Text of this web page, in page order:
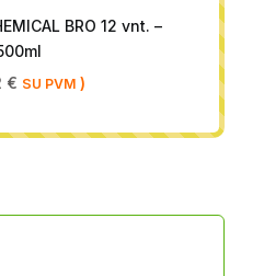
BRO 12 vnt. –
€ SU PVM )